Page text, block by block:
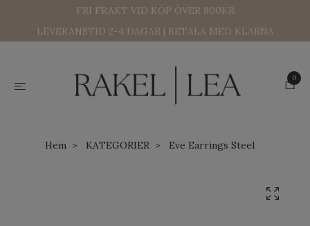
FRI FRAKT VID KÖP ÖVER 800KR
LEVERANSTID 2-4 DAGAR | BETALA MED KLARNA
0
Hem KATEGORIER Eve Earrings Steel